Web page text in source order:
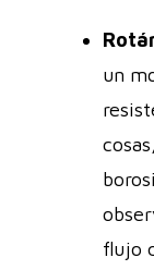
un
flujo